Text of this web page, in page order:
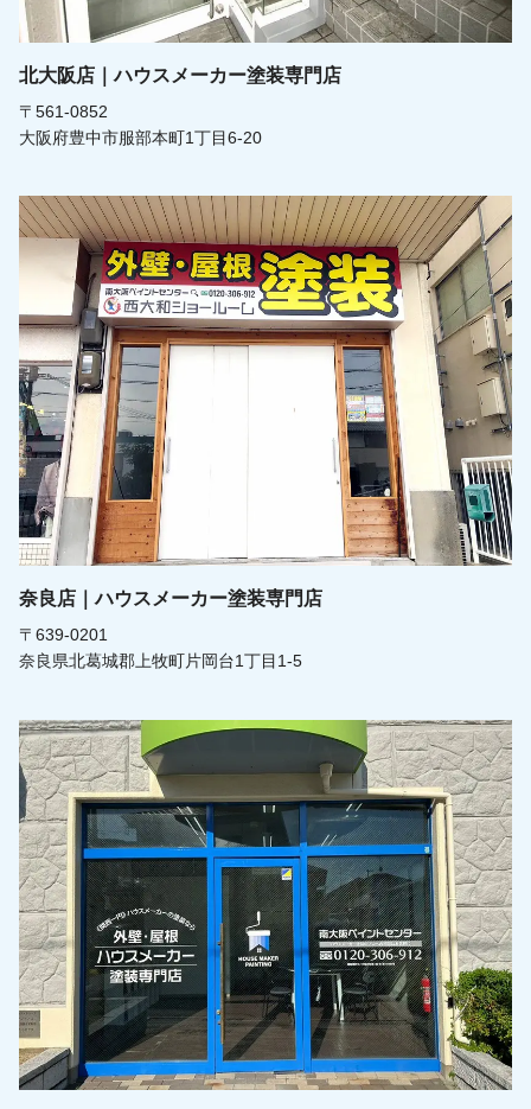
北大阪店｜ハウスメーカー塗装専門店
〒561-0852
大阪府豊中市服部本町1丁目6-20
奈良店｜ハウスメーカー塗装専門店
〒639-0201
奈良県北葛城郡上牧町片岡台1丁目1-5